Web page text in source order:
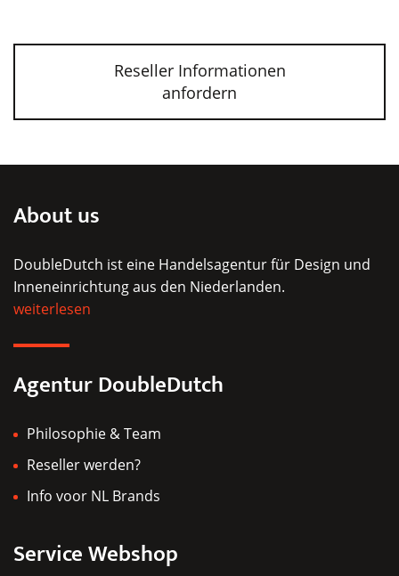
weist
mehrere
Varianten
auf.
Optionen
gewählt
werden
Reseller Informationen
anfordern
About us
DoubleDutch ist eine Handelsagentur für Design und
Inneneinrichtung aus den Niederlanden.
weiterlesen
Agentur DoubleDutch
Philosophie & Team
Reseller werden?
Info voor NL Brands
Service Webshop